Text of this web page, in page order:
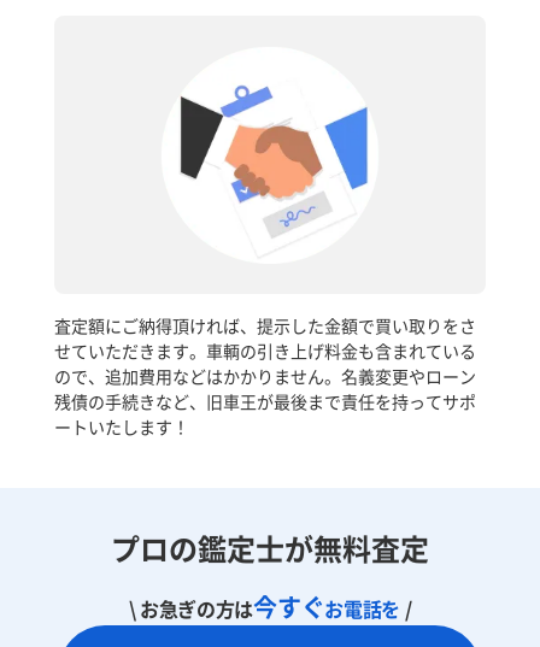
査定額にご納得頂ければ、提示した金額で買い取りをさ
せていただきます。車輌の引き上げ料金も含まれている
ので、追加費用などはかかりません。名義変更やローン
残債の手続きなど、旧車王が最後まで責任を持ってサポ
ートいたします！
プロの鑑定士が無料査定
\ お急ぎの方は今すぐお電話を /